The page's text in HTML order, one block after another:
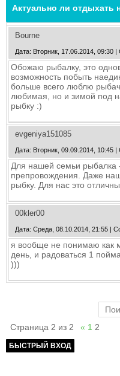
Актуально ли отдыхать
Bourne
Дата: Вторник, 17.06.2014, 09:30
Обожаю рыбалку, это
возможность побыть
больше всего люблю
любимая, но и зимой под
рыбку :)
evgeniya151085
Дата: Вторник, 09.09.2014, 10:45
Для нашей семьи
препровождения. Даже
рыбку. Для нас это
00kler00
Дата: Среда, 08.10.2014, 21:55 |
я вообще не понимаю как
день, и радоваться 1
)))
Страница 2 из 2 « 1 2